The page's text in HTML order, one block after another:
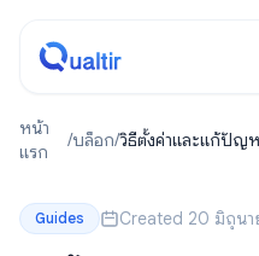
หน้า
แรก
/บล็อก/วิธีตั้งค่าและแก้ปัญห
Guides Created 20 มิถุนา